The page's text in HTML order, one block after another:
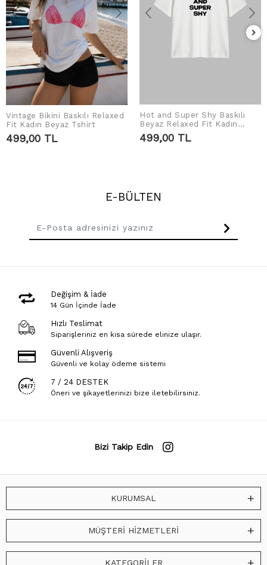
SEPETE EKLE
Vintage Bikini Baskılı Relaxed
Fit Kadın Beyaz Tshirt
499,00 TL
SEPETE EKLE
Hot and Super Shy Baskılı
Beyaz Relaxed Fit Kadın
Tshirt
499,00 TL
E-BÜLTEN
Değişim & İade
14 Gün İçinde İade
Hızlı Teslimat
Siparişleriniz en kısa sürede elinize ulaşır.
Güvenli Alışveriş
Güvenli ve kolay ödeme sistemi
7 / 24 DESTEK
Öneri ve şikayetlerinizi bize iletebilirsiniz.
Bizi Takip Edin
KURUMSAL
MÜŞTERİ HİZMETLERİ
KATEGORİLER